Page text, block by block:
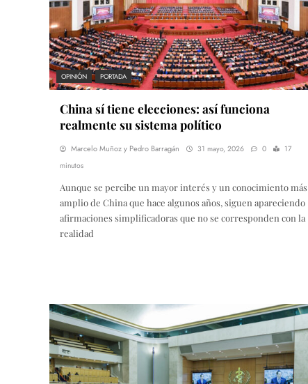
OPINIÓN PORTADA
China sí tiene elecciones: así funciona
realmente su sistema político
Marcelo Muñoz y Pedro Barragán 31 mayo, 2026 0
17
minutos
Aunque se percibe un mayor interés y un conocimiento más
amplio de China que hace algunos años, siguen apareciendo
afirmaciones simplificadoras que no se corresponden con la
realidad